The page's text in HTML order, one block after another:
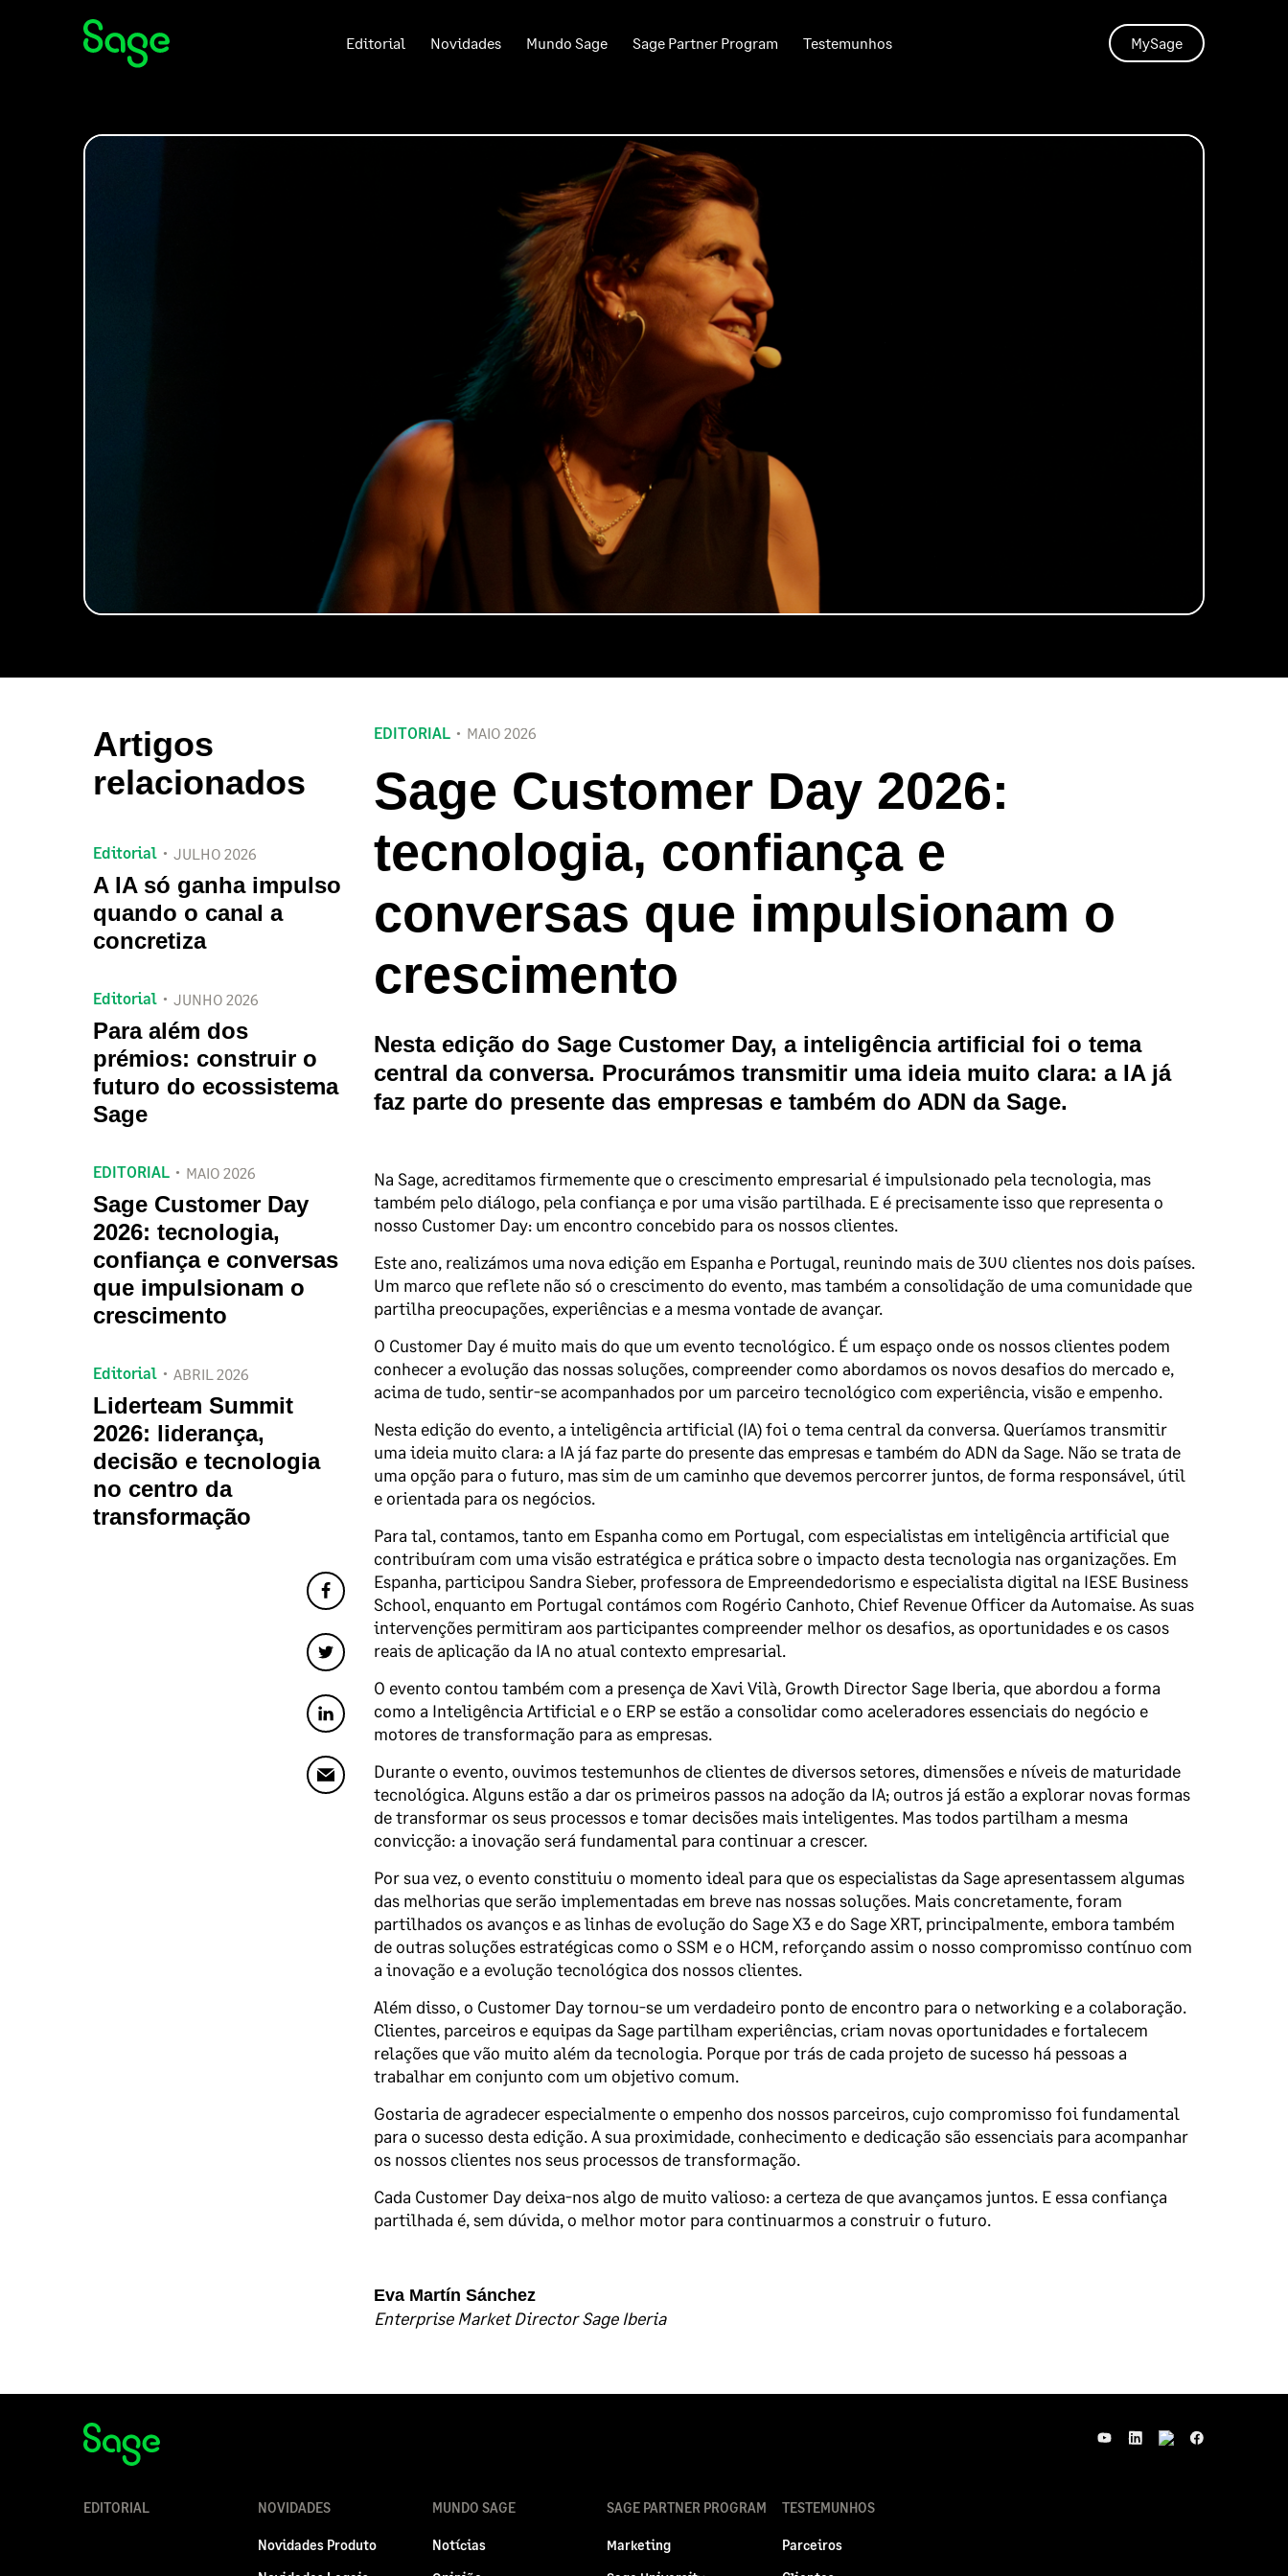
Editorial Novidades Mundo Sage Sage Partner Program Testemunhos MySage
EDITORIAL MAIO 2026
Sage Customer Day 2026:
tecnologia, confiança e
conversas que impulsionam o
crescimento
Nesta edição do Sage Customer Day, a inteligência artificial foi o tema
central da conversa. Procurámos transmitir uma ideia muito clara: a IA já
faz parte do presente das empresas e também do ADN da Sage.
Na Sage, acreditamos firmemente que o crescimento empresarial é impulsionado pela tecnologia, mas
também pelo diálogo, pela confiança e por uma visão partilhada. E é precisamente isso que representa o
nosso Customer Day: um encontro concebido para os nossos clientes.
Este ano, realizámos uma nova edição em Espanha e Portugal, reunindo mais de 300 clientes nos dois países.
Um marco que reflete não só o crescimento do evento, mas também a consolidação de uma comunidade que
partilha preocupações, experiências e a mesma vontade de avançar.
O Customer Day é muito mais do que um evento tecnológico. É um espaço onde os nossos clientes podem
conhecer a evolução das nossas soluções, compreender como abordamos os novos desafios do mercado e,
acima de tudo, sentir-se acompanhados por um parceiro tecnológico com experiência, visão e empenho.
Nesta edição do evento, a inteligência artificial (IA) foi o tema central da conversa. Queríamos transmitir
uma ideia muito clara: a IA já faz parte do presente das empresas e também do ADN da Sage. Não se trata de
uma opção para o futuro, mas sim de um caminho que devemos percorrer juntos, de forma responsável, útil
e orientada para os negócios.
Para tal, contamos, tanto em Espanha como em Portugal, com especialistas em inteligência artificial que
contribuíram com uma visão estratégica e prática sobre o impacto desta tecnologia nas organizações. Em
Espanha, participou Sandra Sieber, professora de Empreendedorismo e especialista digital na IESE Business
School, enquanto em Portugal contámos com Rogério Canhoto, Chief Revenue Officer da Automaise. As suas
intervenções permitiram aos participantes compreender melhor os desafios, as oportunidades e os casos
reais de aplicação da IA no atual contexto empresarial.
O evento contou também com a presença de Xavi Vilà, Growth Director Sage Iberia, que abordou a forma
como a Inteligência Artificial e o ERP se estão a consolidar como aceleradores essenciais do negócio e
motores de transformação para as empresas.
Durante o evento, ouvimos testemunhos de clientes de diversos setores, dimensões e níveis de maturidade
tecnológica. Alguns estão a dar os primeiros passos na adoção da IA; outros já estão a explorar novas formas
de transformar os seus processos e tomar decisões mais inteligentes. Mas todos partilham a mesma
convicção: a inovação será fundamental para continuar a crescer.
Por sua vez, o evento constituiu o momento ideal para que os especialistas da Sage apresentassem algumas
das melhorias que serão implementadas em breve nas nossas soluções. Mais concretamente, foram
partilhados os avanços e as linhas de evolução do Sage X3 e do Sage XRT, principalmente, embora também
de outras soluções estratégicas como o SSM e o HCM, reforçando assim o nosso compromisso contínuo com
a inovação e a evolução tecnológica dos nossos clientes.
Além disso, o Customer Day tornou-se um verdadeiro ponto de encontro para o networking e a colaboração.
Clientes, parceiros e equipas da Sage partilham experiências, criam novas oportunidades e fortalecem
relações que vão muito além da tecnologia. Porque por trás de cada projeto de sucesso há pessoas a
trabalhar em conjunto com um objetivo comum.
Gostaria de agradecer especialmente o empenho dos nossos parceiros, cujo compromisso foi fundamental
para o sucesso desta edição. A sua proximidade, conhecimento e dedicação são essenciais para acompanhar
os nossos clientes nos seus processos de transformação.
Cada Customer Day deixa-nos algo de muito valioso: a certeza de que avançamos juntos. E essa confiança
partilhada é, sem dúvida, o melhor motor para continuarmos a construir o futuro.
Eva Martín Sánchez
Enterprise Market Director Sage Iberia
Artigos
relacionados
Editorial JULHO 2026
A IA só ganha impulso
quando o canal a
concretiza
Editorial JUNHO 2026
Para além dos
prémios: construir o
futuro do ecossistema
Sage
EDITORIAL MAIO 2026
Sage Customer Day
2026: tecnologia,
confiança e conversas
que impulsionam o
crescimento
Editorial ABRIL 2026
Liderteam Summit
2026: liderança,
decisão e tecnologia
no centro da
transformação
EDITORIAL NOVIDADES
Novidades Produto
MUNDO SAGE
Notícias
SAGE PARTNER PROGRAM
Marketing
TESTEMUNHOS
Parceiros